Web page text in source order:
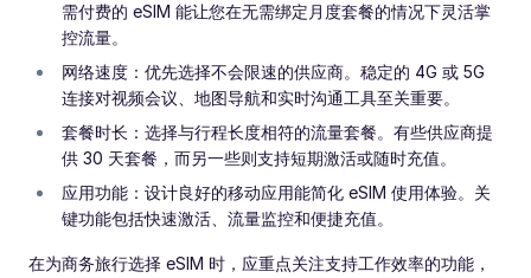
需付费的 eSIM 能让您在无需绑定月度套餐的情况下灵活掌
控流量。
网络速度：优先选择不会限速的供应商。稳定的 4G 或 5G
连接对视频会议、地图导航和实时沟通工具至关重要。
套餐时长：选择与行程长度相符的流量套餐。有些供应商提
供 30 天套餐，而另一些则支持短期激活或随时充值。
应用功能：设计良好的移动应用能简化 eSIM 使用体验。关
键功能包括快速激活、流量监控和便捷充值。
在为商务旅行选择 eSIM 时，应重点关注支持工作效率的功能，